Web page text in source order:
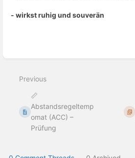
- wirkst ruhig und souverän
mode
Previous
📏
Abstandsregeltemp
omat (ACC) –
Prüfung